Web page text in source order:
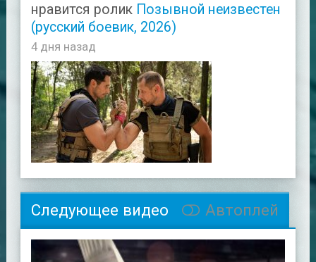
нравится ролик Позывной неизвестен
(русский боевик, 2026)
4 дня назад
Следующее видео Автоплей